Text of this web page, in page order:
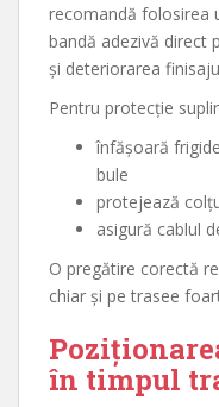
recomandă folosirea
bandă adezivă direct
și deteriorarea
Pentru protecție
înfășoară
bule
protejează
asigură cablul
O pregătire corectă
chiar și pe trasee
în timpul